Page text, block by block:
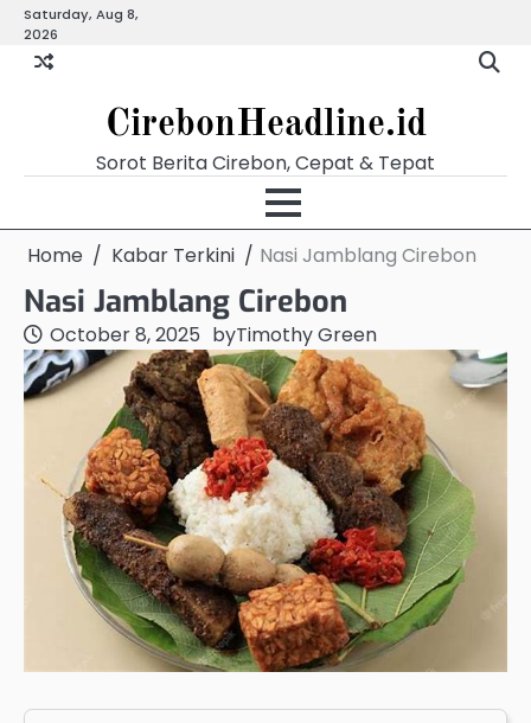
Skip
content
Saturday, Aug 8,
2026
CirebonHeadline.id
Sorot Berita Cirebon, Cepat & Tepat
Home Kabar Terkini Nasi Jamblang Cirebon
Nasi Jamblang Cirebon
October 8, 2025 byTimothy Green